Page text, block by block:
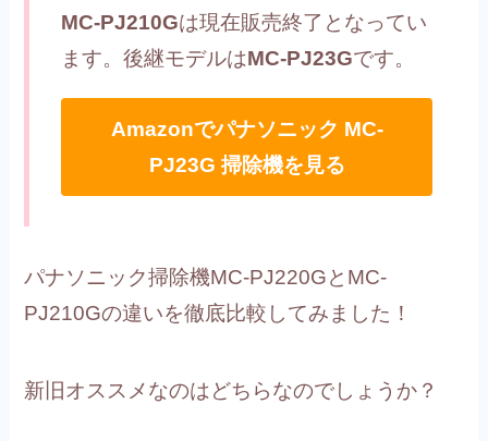
MC-PJ210Gは現在販売終了となってい
ます。後継モデルはMC-PJ23Gです。
Amazonでパナソニック MC-
PJ23G 掃除機を見る
パナソニック掃除機MC-PJ220GとMC-
PJ210Gの違いを徹底比較してみました！
新旧オススメなのはどちらなのでしょうか？